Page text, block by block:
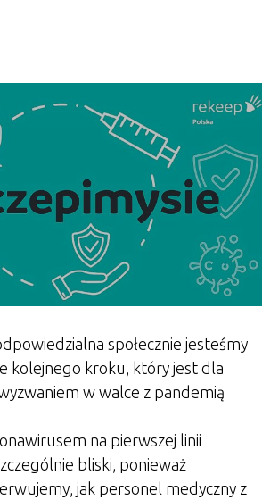
społecznie jesteśmy
kolejnego kroku, który jest dla
w walce z pandemią
na pierwszej linii
bliski, ponieważ
jak personel medyczny z